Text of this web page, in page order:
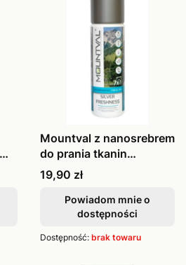
Mountval z nanosrebrem
do prania tkanin
termoaktyw
Cena
19,90 zł
Powiadom mnie o
dostępności
Dostępność: brak towaru